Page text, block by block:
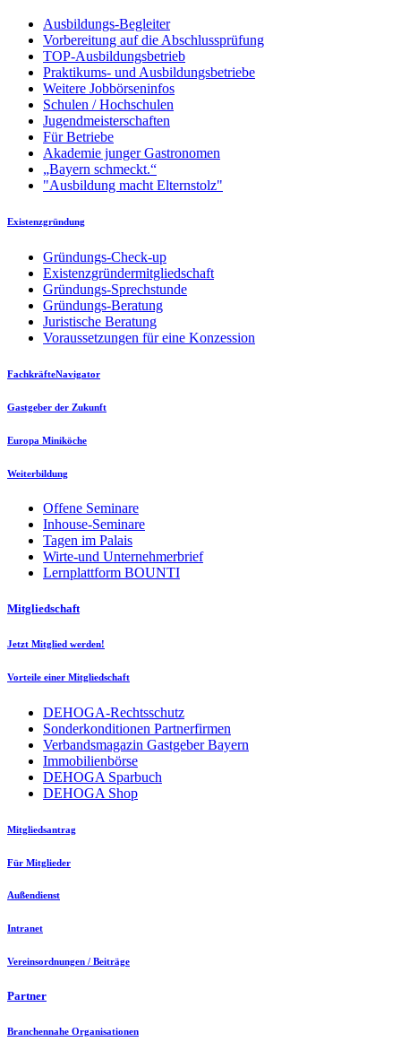
Ausbildungs-Begleiter
Vorbereitung auf die Abschlussprüfung
TOP-Ausbildungsbetrieb
Praktikums- und Ausbildungsbetriebe
Weitere Jobbörseninfos
Schulen / Hochschulen
Jugendmeisterschaften
Für Betriebe
Akademie junger Gastronomen
„Bayern schmeckt.“
"Ausbildung macht Elternstolz"
Existenzgründung
Gründungs-Check-up
Existenzgründermitgliedschaft
Gründungs-Sprechstunde
Gründungs-Beratung
Juristische Beratung
Voraussetzungen für eine Konzession
FachkräfteNavigator
Gastgeber der Zukunft
Europa Miniköche
Weiterbildung
Offene Seminare
Inhouse-Seminare
Tagen im Palais
Wirte-und Unternehmerbrief
Lernplattform BOUNTI
Mitgliedschaft
Jetzt Mitglied werden!
Vorteile einer Mitgliedschaft
DEHOGA-Rechtsschutz
Sonderkonditionen Partnerfirmen
Verbandsmagazin Gastgeber Bayern
Immobilienbörse
DEHOGA Sparbuch
DEHOGA Shop
Mitgliedsantrag
Für Mitglieder
Außendienst
Intranet
Vereinsordnungen / Beiträge
Partner
Branchennahe Organisationen